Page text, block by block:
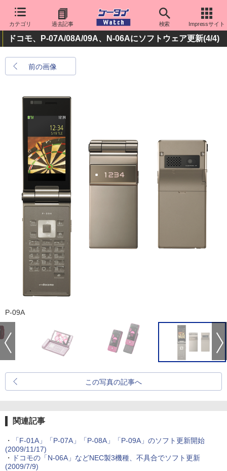
カテゴリ 過去記事 検索 Impressサイト
ドコモ、P-07A/08A/09A、N-06Aにソフトウェア更新(4/4)
前の画像
P-09A
この写真の記事へ
関連記事
・
「F-01A」「P-07A」「P-08A」「P-09A」のソフト更新開始
(2009/11/17)
・
ドコモの「N-06A」などNEC製3機種、不具合でソフト更新
(2009/7/9)